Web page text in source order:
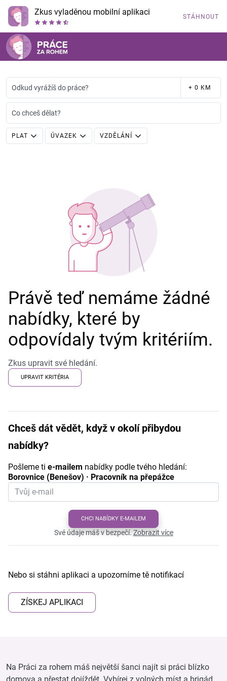
Zkus vyladěnou mobilní aplikaci STÁHNOUT
Odkud vyrážíš do práce? + 0 KM
Co chceš dělat?
PLAT ÚVAZEK VZDĚLÁNÍ
Právě teď nemáme žádné
nabídky, které by
odpovídaly tvým kritériím.
Zkus upravit své hledání.
UPRAVIT KRITÉRIA
Chceš dát vědět, když v okolí přibydou
nabídky?
Pošleme ti e-mailem nabídky podle tvého hledání:
Borovnice (Benešov) · Pracovník na přepážce
CHCI NABÍDKY E-MAILEM
Své údaje máš v bezpečí.Zobrazit více
Nebo si stáhni aplikaci a upozorníme tě notifikací
ZÍSKEJ APLIKACI
Na Práci za rohem máš největší šanci najít si práci blízko
domova a přestat dojíždět. Vybírej z volných míst a brigád